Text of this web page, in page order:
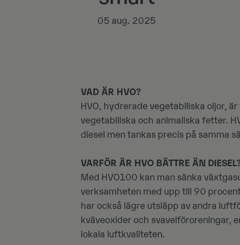
05 aug. 2025
VAD ÄR HVO?
HVO, hydrerade vegetabiliska oljor,
vegetabiliska och animaliska fetter.
diesel men tankas precis på samma
VARFÖR ÄR HVO BÄTTRE ÄN
Med HVO100 kan man sänka
verksamheten med upp till 90
har också lägre utsläpp av andra
kväveoxider och svavelföroreningar,
lokala luftkvaliteten.